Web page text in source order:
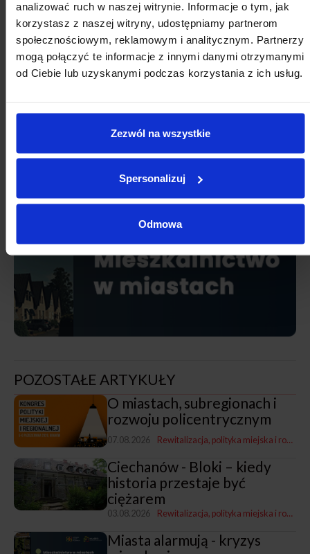
analizować ruch w naszej witrynie. Informacje o tym, jak
korzystasz z naszej witryny, udostępniamy partnerom
społecznościowym, reklamowym i analitycznym. Partnerzy
mogą połączyć te informacje z innymi danymi otrzymanymi
od Ciebie lub uzyskanymi podczas korzystania z ich usług.
Zezwól na wszystkie
Spersonalizuj
Odmowa
POZOSTAŁE ARTYKUŁY
O miastach, subregionach i
rozwoju policentrycznym
07.08.2026 Rewitalizacja, polityka miejska i rozwój
Ciechanów - Bloki – kiedy
historia przestaje być
ciężarem
03.08.2026 Rewitalizacja, polityka miejska i rozwój
Miasta alarmują - kryzys